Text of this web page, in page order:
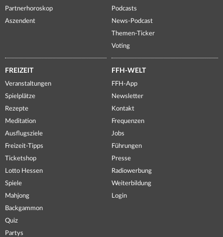
Partnerhoroskop
Aszendent
Podcasts
News-Podcast
Themen-Ticker
Voting
FREIZEIT
Veranstaltungen
Spielplätze
Rezepte
Meditation
Ausflugsziele
Freizeit-Tipps
Ticketshop
Lotto Hessen
Spiele
Mahjong
Backgammon
Quiz
Partys
FFH-WELT
FFH-App
Newsletter
Kontakt
Frequenzen
Jobs
Führungen
Presse
Radiowerbung
Weiterbildung
Login